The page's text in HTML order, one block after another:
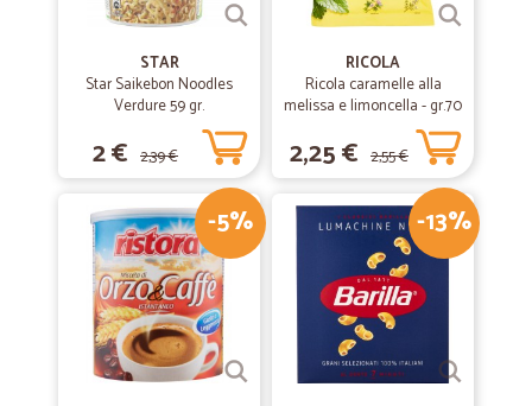
STAR
Star Saikebon Noodles
Verdure 59 gr.
2 € 2,39 €
RICOLA
Ricola caramelle alla
melissa e limoncella - gr.70
2,25 € 2,55 €
-5% -13%